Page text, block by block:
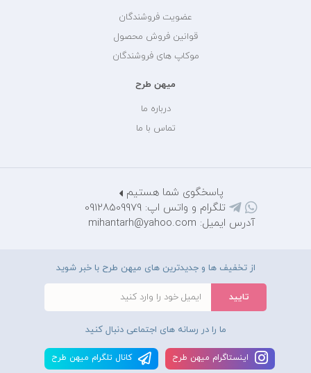
عضویت فروشندگان
قوانین فروش محصول
موکاپ های فروشندگان
میهن طرح
درباره ما
تماس با ما
پاسخگوی شما هستیم
تلگرام و واتس اپ: 09128509979
آدرس ایمیل: mihantarh@yahoo.com
از تخفیف ها و جدیدترین های میهن طرح با خبر شوید
ما را در رسانه های اجتماعی دنبال کنید
اينستاگرام ميهن طرح کانال تلگرام ميهن طرح